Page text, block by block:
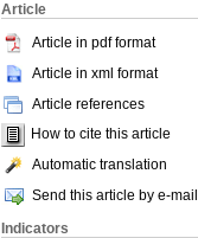
Article
Article in pdf format
Article in xml format
Article references
How to cite this article
Automatic translation
Send this article by e-mail
Indicators